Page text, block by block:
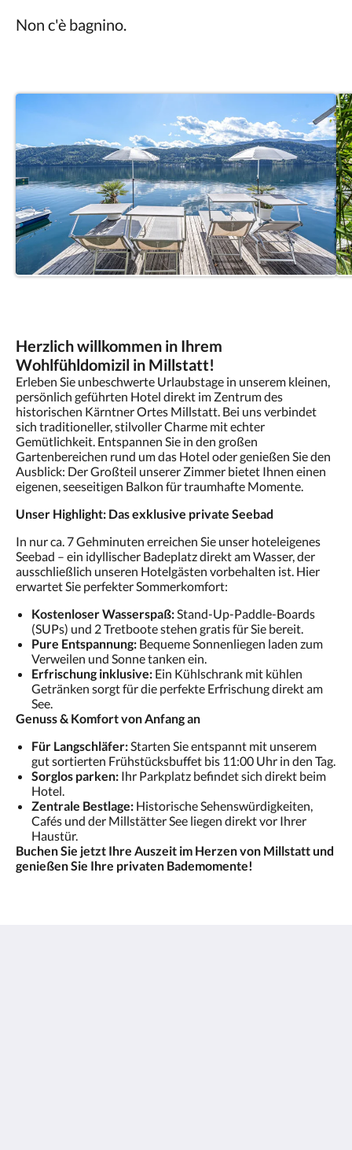
Non c'è bagnino.
Herzlich willkommen in Ihrem
Wohlfühldomizil in Millstatt!
Erleben Sie unbeschwerte Urlaubstage in unserem kleinen,
persönlich geführten Hotel direkt im Zentrum des
historischen Kärntner Ortes Millstatt. Bei uns verbindet
sich traditioneller, stilvoller Charme mit echter
Gemütlichkeit. Entspannen Sie in den großen
Gartenbereichen rund um das Hotel oder genießen Sie den
Ausblick: Der Großteil unserer Zimmer bietet Ihnen einen
eigenen, seeseitigen Balkon für traumhafte Momente.
Unser Highlight: Das exklusive private Seebad
In nur ca. 7 Gehminuten erreichen Sie unser hoteleigenes
Seebad – ein idyllischer Badeplatz direkt am Wasser, der
ausschließlich unseren Hotelgästen vorbehalten ist. Hier
erwartet Sie perfekter Sommerkomfort:
Kostenloser Wasserspaß:Stand-Up-Paddle-Boards
(SUPs) und 2 Tretboote stehen gratis für Sie bereit.
Pure Entspannung: Bequeme Sonnenliegen laden zum
Verweilen und Sonne tanken ein.
Erfrischung inklusive: Ein Kühlschrank mit kühlen
Getränken sorgt für die perfekte Erfrischung direkt am
See.
Genuss & Komfort von Anfang an
Für Langschläfer:Starten Sie entspannt mit unserem
gut sortierten Frühstücksbuffet bis 11:00 Uhr in den Tag.
Sorglos parken: Ihr Parkplatz befindet sich direkt beim
Hotel.
Zentrale Bestlage: Historische Sehenswürdigkeiten,
Cafés und der Millstätter See liegen direkt vor Ihrer
Haustür.
Buchen Sie jetzt Ihre Auszeit im Herzen von Millstatt und
genießen Sie Ihre privaten Bademomente!